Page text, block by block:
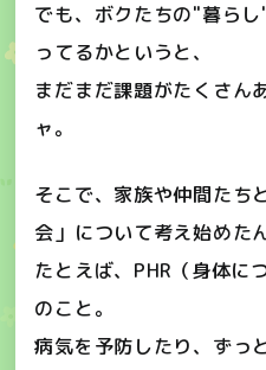
でも、ボクたちの"暮ら
ってるかというと、
まだまだ課題がたくさん
ャ。
そこで、家族や仲間たち
会」について考え始めた
たとえば、PHR（身体に
のこと。
病気を予防したり、ずっ